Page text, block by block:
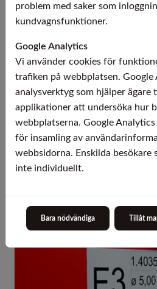
ERGSTE® 1.4441 LA
ERGSTE® 1.4441 LA
syrafast austenitiskt
Läs mer
problem med saker som
kundvagnsfunktioner.
Google Analytics
Vi använder cookies för
trafiken på webbplatsen. Google
analysverktyg som hjälper ägare
applikationer att undersöka hur
webbplatserna. Google
för insamling av
webbsidorna. Enskilda besökare
inte individuellt.
Bara nödvändiga Tillåt